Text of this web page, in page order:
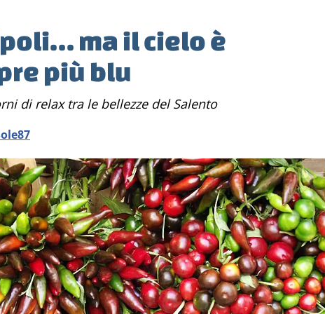
ma il cielo è
più blu
di relax tra le bellezze del Salento